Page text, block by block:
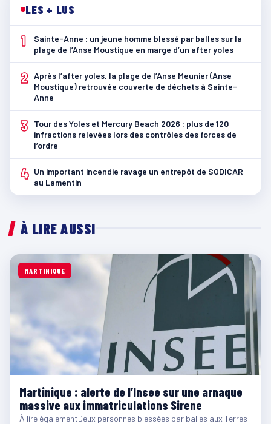
LES + LUS
1
Sainte-Anne : un jeune homme blessé par balles sur la
plage de l’Anse Moustique en marge d’un after yoles
2 Après l’after yoles, la plage de l’Anse Meunier (Anse
Moustique) retrouvée couverte de déchets à Sainte-
Anne
3
Tour des Yoles et Mercury Beach 2026 : plus de 120
infractions relevées lors des contrôles des forces de
l’ordre
4 Un important incendie ravage un entrepôt de SODICAR
au Lamentin
À LIRE AUSSI
MARTINIQUE
Martinique : alerte de l’Insee sur une arnaque
massive aux immatriculations Sirene
À lire égalementDeux personnes blessées par balles aux Terres